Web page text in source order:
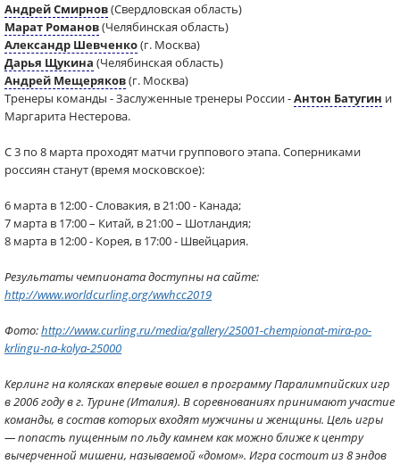
Андрей Смирнов(Свердловская область)
Марат Романов(Челябинская область)
Александр Шевченко(г. Москва)
Дарья Щукина (Челябинская область)
Андрей Мещеряков(г. Москва)
Тренеры команды - Заслуженные тренеры России -Антон Батугин и
Маргарита Нестерова.
С 3 по 8 марта проходят матчи группового этапа. Соперниками
россиян станут (время московское):
6 марта в 12:00 - Словакия, в 21:00 - Канада;
7 марта в 17:00 – Китай, в 21:00 – Шотландия;
8 марта в 12:00 - Корея, в 17:00 - Швейцария.
Результаты чемпионата доступны на сайте:
http://www.worldcurling.org/wwhcc2019
Фото:http://www.curling.ru/media/gallery/25001-chempionat-mira-po-
krlingu-na-kolya-25000
Керлинг на колясках впервые вошел в программу Паралимпийских игр
в 2006 году в г. Турине (Италия). В соревнованиях принимают участие
команды, в состав которых входят мужчины и женщины. Цель игры
— попасть пущенным по льду камнем как можно ближе к центру
вычерченной мишени, называемой «домом». Игра состоит из 8 эндов